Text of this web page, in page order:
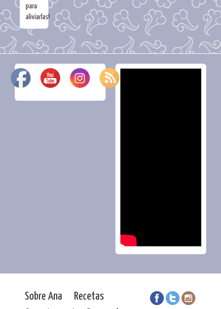
para
aliviarlas!
Sobre Ana
Recetas